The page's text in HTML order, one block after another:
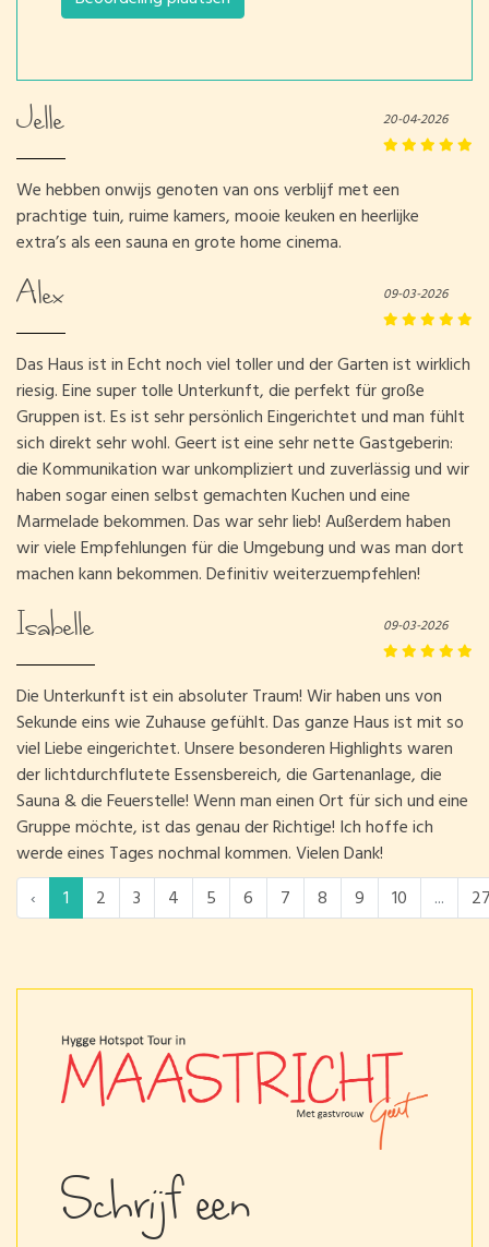
Jelle 20-04-2026
We hebben onwijs genoten van ons verblijf met een
prachtige tuin, ruime kamers, mooie keuken en heerlijke
extra’s als een sauna en grote home cinema.
Alex 09-03-2026
Das Haus ist in Echt noch viel toller und der Garten ist wirklich
riesig. Eine super tolle Unterkunft, die perfekt für große
Gruppen ist. Es ist sehr persönlich Eingerichtet und man fühlt
sich direkt sehr wohl. Geert ist eine sehr nette Gastgeberin:
die Kommunikation war unkompliziert und zuverlässig und wir
haben sogar einen selbst gemachten Kuchen und eine
Marmelade bekommen. Das war sehr lieb! Außerdem haben
wir viele Empfehlungen für die Umgebung und was man dort
machen kann bekommen. Definitiv weiterzuempfehlen!
Isabelle 09-03-2026
Die Unterkunft ist ein absoluter Traum! Wir haben uns von
Sekunde eins wie Zuhause gefühlt. Das ganze Haus ist mit so
viel Liebe eingerichtet. Unsere besonderen Highlights waren
der lichtdurchflutete Essensbereich, die Gartenanlage, die
Sauna & die Feuerstelle! Wenn man einen Ort für sich und eine
Gruppe möchte, ist das genau der Richtige! Ich hoffe ich
werde eines Tages nochmal kommen. Vielen Dank!
‹
1 2 3 4 5 6 7 8 9 10 ...
Schrijf een